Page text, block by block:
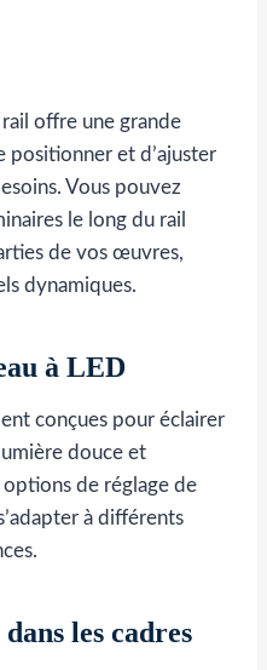
rail offre une grande
et d’ajuster
Vous pouvez
le long du rail
de vos œuvres,
dynamiques.
à LED
conçues pour éclairer
douce et
de réglage de
à différents
les cadres